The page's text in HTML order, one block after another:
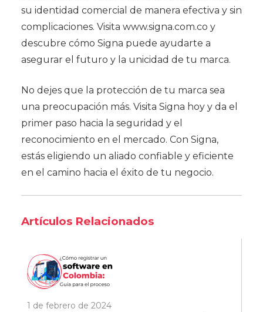
su identidad comercial de manera efectiva y sin
complicaciones. Visita www.signa.com.co y
descubre cómo Signa puede ayudarte a
asegurar el futuro y la unicidad de tu marca.
No dejes que la protección de tu marca sea
una preocupación más. Visita Signa hoy y da el
primer paso hacia la seguridad y el
reconocimiento en el mercado. Con Signa,
estás eligiendo un aliado confiable y eficiente
en el camino hacia el éxito de tu negocio.
Artículos Relacionados
1 de febrero de 2024